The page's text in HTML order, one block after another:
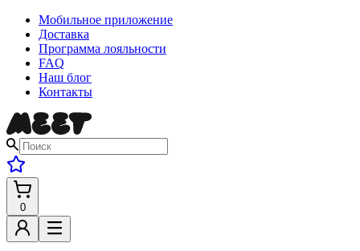
Мобильное приложение
Доставка
Программа лояльности
FAQ
Наш блог
Контакты
0